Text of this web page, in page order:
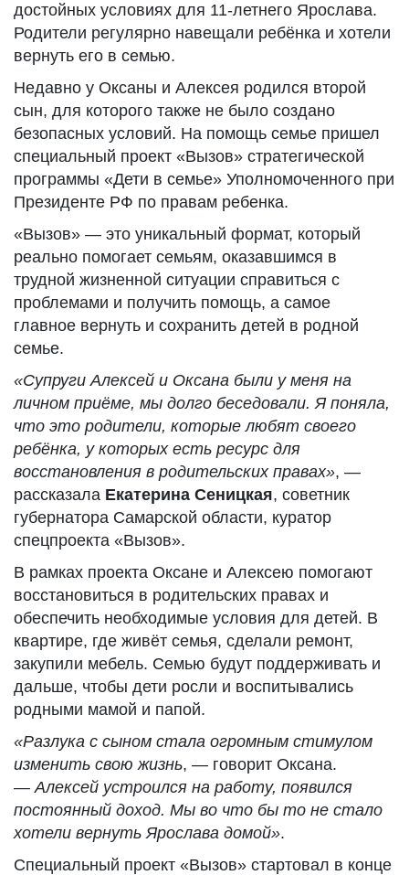
достойных условиях для 11-летнего Ярослава.
Родители регулярно навещали ребёнка и хотели
вернуть его в семью.
Недавно у Оксаны и Алексея родился второй
сын, для которого также не было создано
безопасных условий. На помощь семье пришел
специальный проект «Вызов» стратегической
программы «Дети в семье» Уполномоченного при
Президенте РФ по правам ребенка.
«Вызов» — это уникальный формат, который
реально помогает семьям, оказавшимся в
трудной жизненной ситуации справиться с
проблемами и получить помощь, а самое
главное вернуть и сохранить детей в родной
семье.
«Супруги Алексей и Оксана были у меня на
личном приёме, мы долго беседовали. Я поняла,
что это родители, которые любят своего
ребёнка, у которых есть ресурс для
восстановления в родительских правах», —
рассказала Екатерина Сеницкая, советник
губернатора Самарской области, куратор
спецпроекта «Вызов».
В рамках проекта Оксане и Алексею помогают
восстановиться в родительских правах и
обеспечить необходимые условия для детей. В
квартире, где живёт семья, сделали ремонт,
закупили мебель. Семью будут поддерживать и
дальше, чтобы дети росли и воспитывались
родными мамой и папой.
«Разлука с сыном стала огромным стимулом
изменить свою жизнь, — говорит Оксана.
—Алексей устроился на работу, появился
постоянный доход. Мы во что бы то не стало
хотели вернуть Ярослава домой».
Специальный проект «Вызов» стартовал в конце